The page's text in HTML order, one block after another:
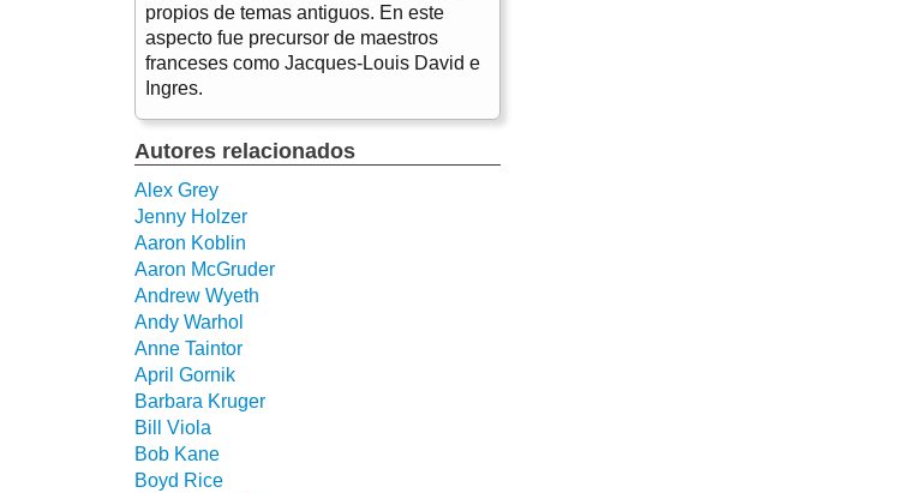
propios de temas antiguos. En este
aspecto fue precursor de maestros
franceses como Jacques-Louis David e
Ingres.
Autores relacionados
Alex Grey
Jenny Holzer
Aaron Koblin
Aaron McGruder
Andrew Wyeth
Andy Warhol
Anne Taintor
April Gornik
Barbara Kruger
Bill Viola
Bob Kane
Boyd Rice